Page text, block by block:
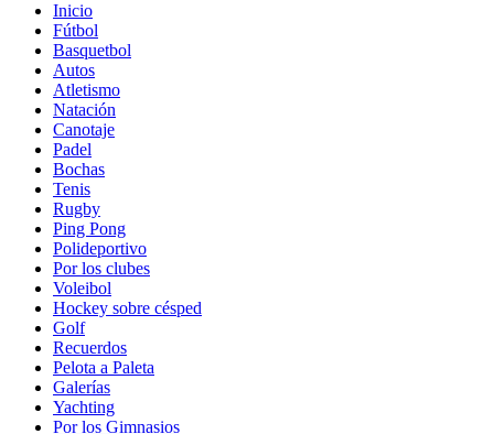
Inicio
Fútbol
Basquetbol
Autos
Atletismo
Natación
Canotaje
Padel
Bochas
Tenis
Rugby
Ping Pong
Polideportivo
Por los clubes
Voleibol
Hockey sobre césped
Golf
Recuerdos
Pelota a Paleta
Galerías
Yachting
Por los Gimnasios